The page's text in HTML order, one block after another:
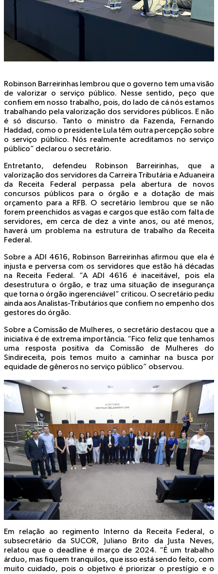
Robinson Barreirinhas lembrou que o governo tem uma visão
de valorizar o serviço público. Nesse sentido, peço que
confiem em nosso trabalho, pois, do lado de cá nós estamos
trabalhando pela valorização dos servidores públicos. E não
é só discurso. Tanto o ministro da Fazenda, Fernando
Haddad, como o presidente Lula têm outra percepção sobre
o serviço público. Nós realmente acreditamos no serviço
público” declarou o secretário.
Entretanto, defendeu Robinson Barreirinhas, que a
valorização dos servidores da Carreira Tributária e Aduaneira
da Receita Federal perpassa pela abertura de novos
concursos públicos para o órgão e a dotação de mais
orçamento para a RFB. O secretário lembrou que se não
forem preenchidos as vagas e cargos que estão com falta de
servidores, em cerca de dez a vinte anos, ou até menos,
haverá um problema na estrutura de trabalho da Receita
Federal.
Sobre a ADI 4616, Robinson Barreirinhas afirmou que ela é
injusta e perversa com os servidores que estão há décadas
na Receita Federal. “A ADI 4616 é inaceitável, pois ela
desestrutura o órgão, e traz uma situação de insegurança
que torna o órgão ingerenciável” criticou. O secretário pediu
ainda aos Analistas-Tributários que confiem no empenho dos
gestores do órgão.
Sobre a Comissão de Mulheres, o secretário destacou que a
iniciativa é de extrema importância. “Fico feliz que tenhamos
uma resposta positiva da Comissão de Mulheres do
Sindireceita, pois temos muito a caminhar na busca por
equidade de gêneros no serviço público” observou.
Em relação ao regimento Interno da Receita Federal, o
subsecretário da SUCOR, Juliano Brito da Justa Neves,
relatou que o deadline é março de 2024. “É um trabalho
árduo, mas fiquem tranquilos, que isso está sendo feito, com
muito cuidado, pois o objetivo é priorizar o prestígio e o